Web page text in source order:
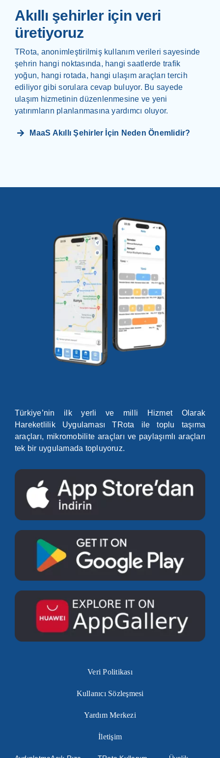
Akıllı şehirler için veri
üretiyoruz
TRota, anonimleştirilmiş kullanım verileri sayesinde
şehrin hangi noktasında, hangi saatlerde trafik
yoğun, hangi rotada, hangi ulaşım araçları tercih
ediliyor gibi sorulara cevap buluyor. Bu sayede
ulaşım hizmetinin düzenlenmesine ve yeni
yatırımların planlanmasına yardımcı oluyor.
MaaS Akıllı Şehirler İçin Neden Önemlidir?
Türkiye’nin ilk yerli ve milli Hizmet Olarak
Hareketlilik Uygulaması TRota ile toplu taşıma
araçları, mikromobilite araçları ve paylaşımlı araçları
tek bir uygulamada topluyoruz.
Veri Politikası
Kullanıcı Sözleşmesi
Yardım Merkezi
İletişim